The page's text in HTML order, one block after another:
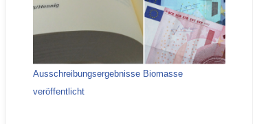
Ausschreibungsergebnisse Biomasse
veröffentlicht